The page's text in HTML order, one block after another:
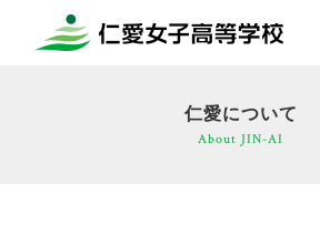
仁愛について
About JIN-AI